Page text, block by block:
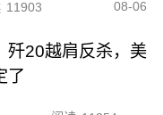
11903 08-06
歼20越肩反杀，美
了